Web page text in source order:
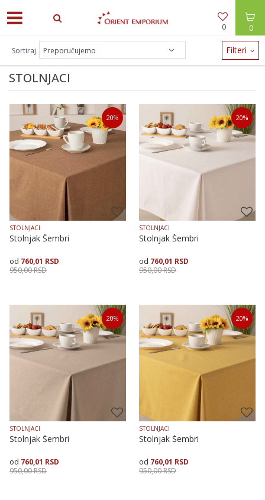
0
0
ODEĆA -30% / NAKIT -20% - zalihe brzo nestaju!
STOLNJACI
Sortiraj Filteri
20%
STOLNJACI
Stolnjak Šembri
760,01 RSD
950,00RSD
Veličina
140X140140X180 140X240
Dodaj u korpu
20%
STOLNJACI
Stolnjak Šembri
760,01 RSD
950,00RSD
Veličina
140X140140X180140X240
Dodaj u korpu
20%
STOLNJACI
Stolnjak Šembri
760,01 RSD
950,00RSD
20%
STOLNJACI
Stolnjak Šembri
760,01 RSD
950,00RSD